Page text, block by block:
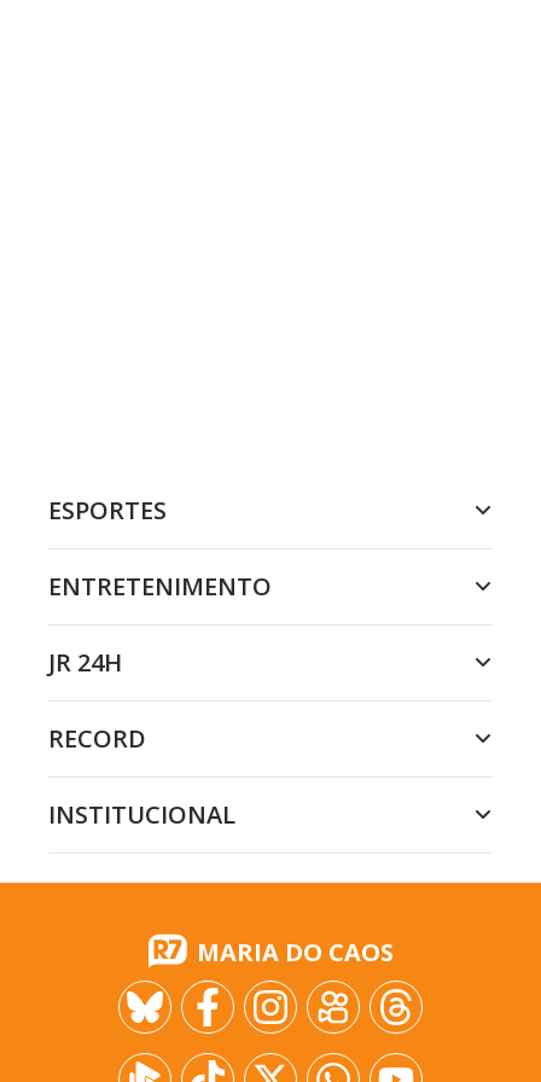
ESPORTES
ENTRETENIMENTO
JR 24H
RECORD
INSTITUCIONAL
MARIA DO CAOS